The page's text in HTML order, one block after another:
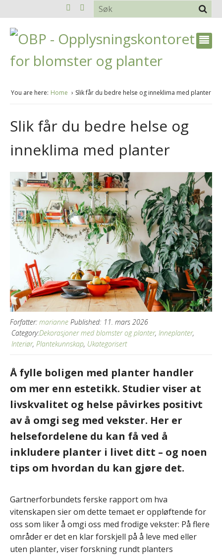
You are here: Home Slik får du bedre helse og inneklima med planter
Slik får du bedre helse og
inneklima med planter
Forfatter: marianne Published: 11. mars 2026
Category:Dekorasjoner med blomster og planter, Inneplanter,
Interiør, Plantekunnskap, Ukategorisert
Å fylle boligen med planter handler
om mer enn estetikk. Studier viser at
livskvalitet og helse påvirkes positivt
av å omgi seg med vekster. Her er
helsefordelene du kan få ved å
inkludere planter i livet ditt – og noen
tips om hvordan du kan gjøre det.
Gartnerforbundets ferske rapport om hva
vitenskapen sier om dette temaet er oppløftende for
oss som liker å omgi oss med frodige vekster: På flere
områder er det en klar forskjell på å leve med eller
uten planter, viser forskning rundt planters